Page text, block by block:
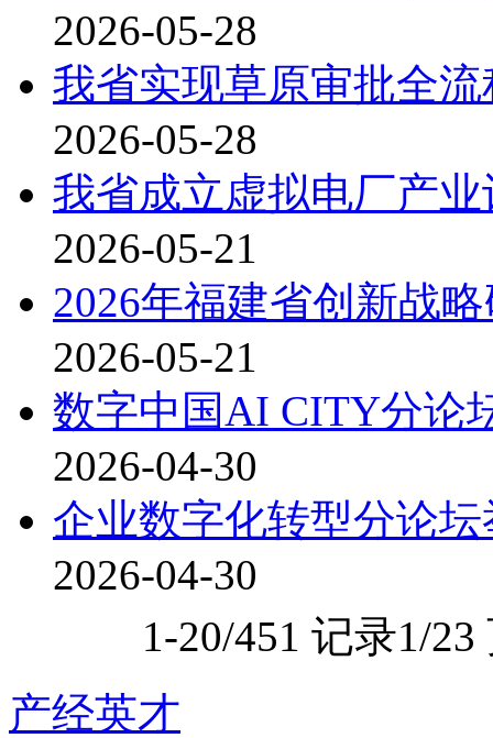
2026-05-28
我省实现草原审批全
2026-05-28
我省成立虚拟电厂产
2026-05-21
2026年福建省创新战
2026-05-21
数字中国AI CITY分论
2026-04-30
企业数字化转型分论坛
2026-04-30
1-20/451 记录1/23
产经英才